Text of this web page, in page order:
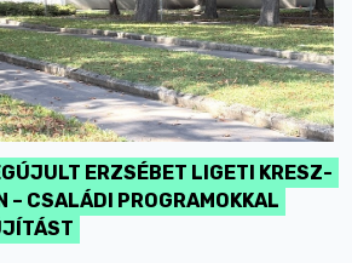
ERZSÉBET LIGETI KRESZ-
– CSALÁDI PROGRAMOKKAL